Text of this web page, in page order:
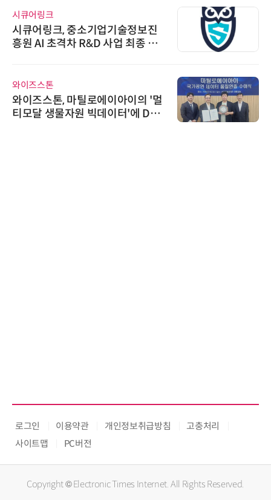
시큐어링크
시큐어링크, 중소기업기술정보진
흥원 AI 초격차 R&D 사업 최종 선
와이즈스톤
와이즈스톤, 마틸로에이아이의 '멀
티모달 생물자원 빅데이터'에 DQ
로그인 이용약관 개인정보취급방침
고충처리
사이트맵
PC버전
Copyright © Electronic Times Internet. All Rights Reserved.